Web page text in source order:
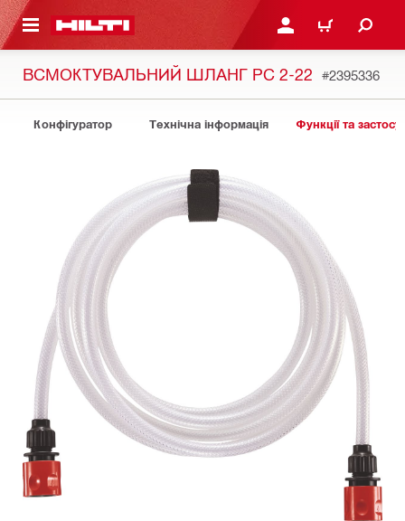
ЗМІСТУ УВІЙТИ АБО
КОШИК
ВСМОКТУВАЛЬНИЙ ШЛАНГ PC 2-22 #2395336
Конфігуратор Технічна інформація Функції та